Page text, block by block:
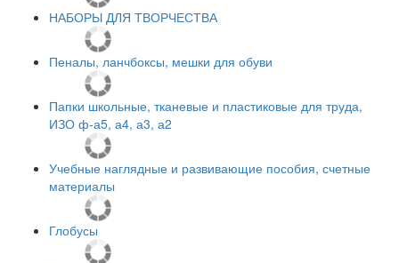
НАБОРЫ ДЛЯ ТВОРЧЕСТВА
Пеналы, ланчбоксы, мешки для обуви
Папки школьные, тканевые и пластиковые для труда,
ИЗО ф-а5, а4, а3, а2
Учебные наглядные и развивающие пособия, счетные
материалы
Глобусы